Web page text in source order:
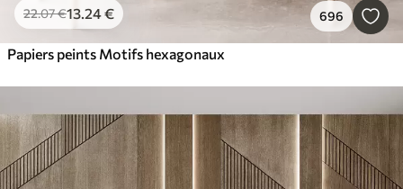
22.07€13.24€ 696
Papiers peints Motifs hexagonaux